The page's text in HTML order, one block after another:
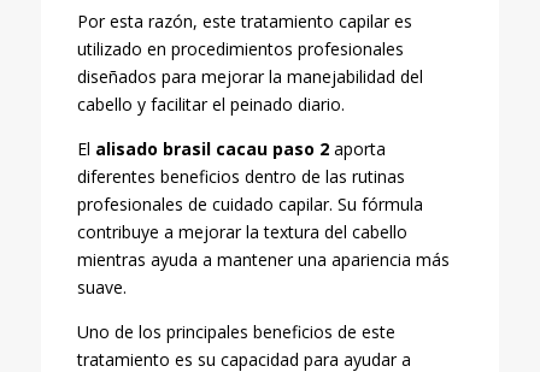
Por esta razón, este tratamiento capilar es
utilizado en procedimientos profesionales
diseñados para mejorar la manejabilidad del
cabello y facilitar el peinado diario.
El alisado brasil cacau paso 2aporta
diferentes beneficios dentro de las rutinas
profesionales de cuidado capilar. Su fórmula
contribuye a mejorar la textura del cabello
mientras ayuda a mantener una apariencia más
suave.
Uno de los principales beneficios de este
tratamiento es su capacidad para ayudar a